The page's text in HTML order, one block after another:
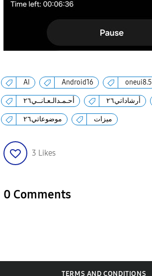
AI Android16 oneui8.5
أحـمـدالـعـانــي٢٦ أرشاداتي٢٦
موضوعاتي٢٦ ميزات
3 Likes
0 Comments
TERMS AND CONDITIONS